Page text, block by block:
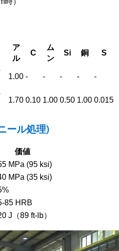
ア
ル
C
ム
ン
Si 銅 S
1.00 - - - - -
1.70 0.10 1.00 0.50 1.00 0.015
ール処理)
価値
MPa (95 ksi)
MPa (35 ksi)
85 HRB
J（89 ft-lb）